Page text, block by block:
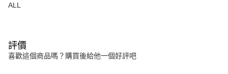
ALL
評價
喜歡這個商品嗎？購買後給他一個好評吧